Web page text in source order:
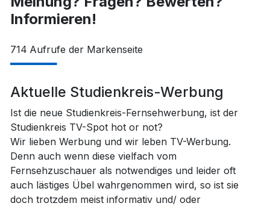
Informieren!
714 Aufrufe der Markenseite
Aktuelle Studienkreis-Werbung
Ist die neue Studienkreis-Fernsehwerbung, ist der
Studienkreis TV-Spot hot or not?
Wir lieben Werbung und wir leben TV-Werbung.
Denn auch wenn diese vielfach vom
Fernsehzuschauer als notwendiges und leider oft
auch lästiges Übel wahrgenommen wird, so ist sie
doch trotzdem meist informativ und/ oder